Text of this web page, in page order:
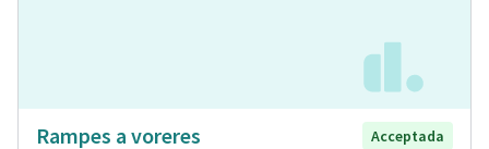
Rampes a voreres
Acceptada